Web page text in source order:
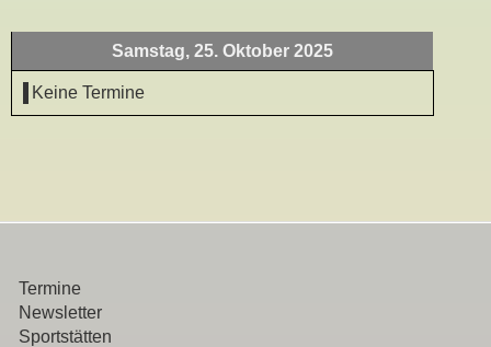
Samstag, 25. Oktober 2025
Keine Termine
Termine
Newsletter
Sportstätten